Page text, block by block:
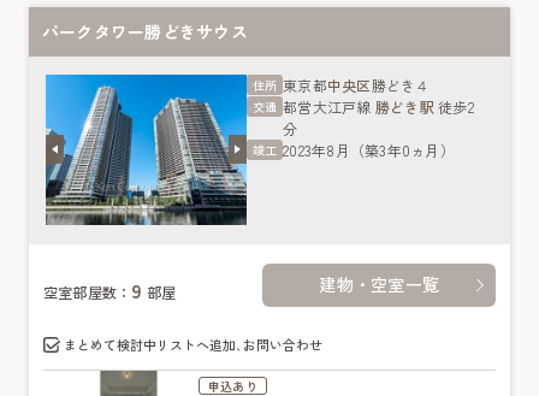
パークタワー勝どきサウス
住所 東京都中央区勝どき４
交通 都営大江戸線 勝どき駅 徒歩2
分
竣工 2023年8月（築3年0ヵ月）
空室部屋数： 9 部屋 建物・空室一覧
まとめて検討中リストへ追加､お問い合わせ
申込あり